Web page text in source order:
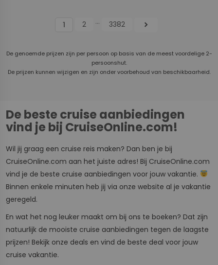
1 2 ... 3382 chevron_right
De genoemde prijzen zijn per persoon op basis van de meest voordelige 2-
persoonshut.
De prijzen kunnen wijzigen en zijn onder voorbehoud van beschikbaarheid.
De beste cruise aanbiedingen
vind je bij CruiseOnline.com!
Wil jij graag een cruise reis maken? Dan ben je bij
CruiseOnline.com aan het juiste adres! Bij CruiseOnline.com
vind je de beste cruise aanbiedingen voor jouw vakantie.
Binnen enkele minuten heb jij via onze website al je vakantie
geregeld.
En wat het nog leuker maakt om bij ons te boeken? Dat zijn
natuurlijk de mooiste cruise aanbiedingen tegen de laagste
prijzen! Bekijk onze deals en vind de beste deal voor jouw
cruise vakantie.